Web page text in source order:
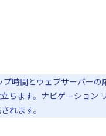
時間とウェブサーバー
ます。ナビゲーション
れます。